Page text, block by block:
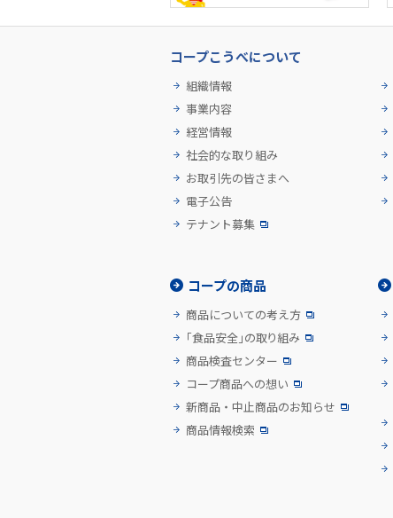
コープこうべについて
組織情報
事業内容
経営情報
社会的な取り組み
お取引先の皆さまへ
電子公告
テナント募集
コープの商品
商品についての考え方
「食品安全」の取り組み
商品検査センター
コープ商品への想い
新商品・中止商品のお知らせ
商品情報検索